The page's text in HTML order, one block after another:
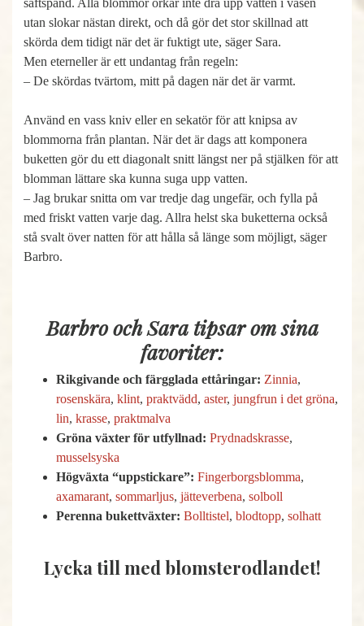
saftspänd. Alla blommor orkar inte dra upp vatten i vasen
utan slokar nästan direkt, och då gör det stor skillnad att
skörda dem tidigt när det är fuktigt ute, säger Sara.
Men eterneller är ett undantag från regeln:
– De skördas tvärtom, mitt på dagen när det är varmt.
Använd en vass kniv eller en sekatör för att knipsa av
blommorna från plantan. När det är dags att komponera
buketten gör du ett diagonalt snitt längst ner på stjälken för att
blomman lättare ska kunna suga upp vatten.
– Jag brukar snitta om var tredje dag ungefär, och fylla på
med friskt vatten varje dag. Allra helst ska buketterna också
stå svalt över natten för att hålla så länge som möjligt, säger
Barbro.
Barbro och Sara tipsar om sina
favoriter:
Rikgivande och färgglada ettåringar: Zinnia,
rosenskära, klint, praktvädd, aster, jungfrun i det gröna,
lin, krasse, praktmalva
Gröna växter för utfyllnad: Prydnadskrasse,
musselsyska
Högväxta “uppstickare”: Fingerborgsblomma,
axamarant, sommarljus, jätteverbena, solboll
Perenna bukettväxter: Bolltistel, blodtopp, solhatt
Lycka till med blomsterodlandet!